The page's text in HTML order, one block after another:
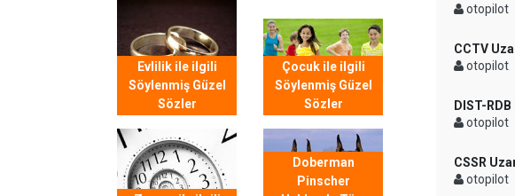
Evlilik ile ilgili
Söylenmiş Güzel
Sözler
Çocuk ile ilgili
Söylenmiş Güzel
Sözler
Doberman
Pinscher
otopilot
CCTV
otopilot
DIST-
otopilot
CSSR
otopilot